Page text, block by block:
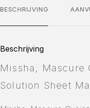
BESCHRIJVING
Beschrijving
Missha, Mascure
Solution Sheet